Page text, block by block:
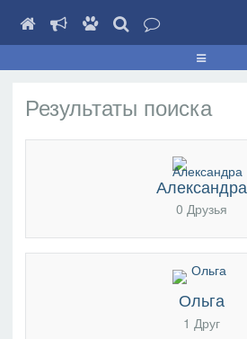
Результаты поиска
Александра
0 Друзья
Ольга
1 Друг